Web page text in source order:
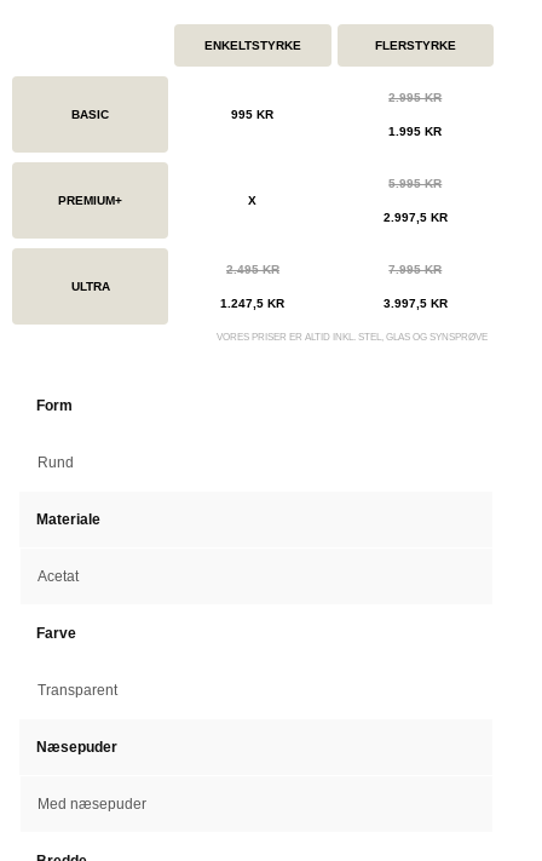
ENKELTSTYRKE FLERSTYRKE
BASIC 995 KR
2.995 KR
1.995 KR
PREMIUM+ X
5.995 KR
2.997,5 KR
ULTRA
2.495 KR
1.247,5 KR
7.995 KR
3.997,5 KR
VORES PRISER ER ALTID INKL. STEL, GLAS OG SYNSPRØVE
Form
Rund
Materiale
Acetat
Farve
Transparent
Næsepuder
Med næsepuder